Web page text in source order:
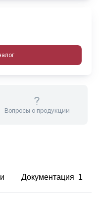
Вопросы о продукции
Документация 1